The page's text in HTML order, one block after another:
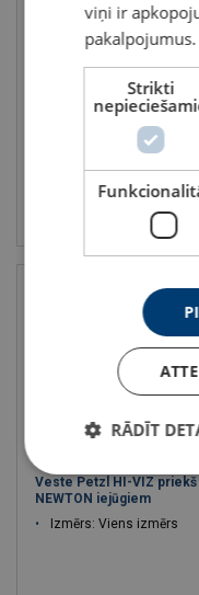
Statiskā virve FA2010330
Diametrs: 11 mm
Standarts: EN 353-2
Veste Petzl HI-VIZ priekš
NEWTON iejūgiem
Izmērs: Viens izmērs
viņi ir
pakalpojumus.
Strikti
RĀDĪT